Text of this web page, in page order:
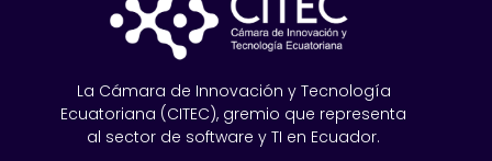
La Cámara de Innovación y Tecnología
Ecuatoriana (CITEC), gremio que representa
al sector de software y TI en Ecuador.